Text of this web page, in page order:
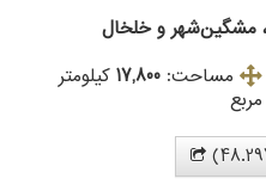
مشگین‌شهر و خلخال
مساحت: 17,800 کیلومتر
مربع